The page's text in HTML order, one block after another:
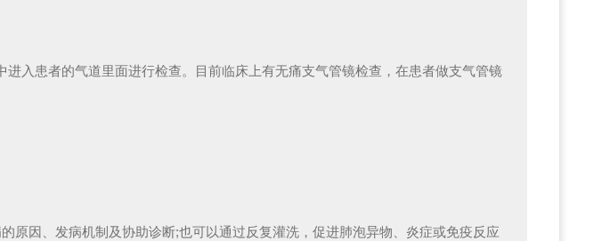
入患者的气道里面进行检查。目前临床上有无痛支气管镜检查，在患者做支气管镜
原因、发病机制及协助诊断;也可以通过反复灌洗，促进肺泡异物、炎症或免疫反应